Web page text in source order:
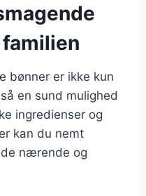
bønner er ikke kun
en sund mulighed
ingredienser og
kan du nemt
nærende og